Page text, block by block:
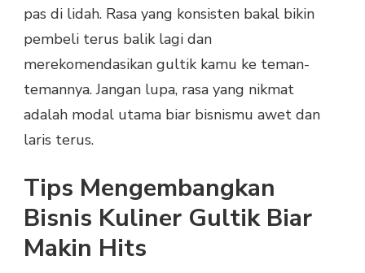
pas di lidah. Rasa yang konsisten bakal bikin
pembeli terus balik lagi dan
merekomendasikan gultik kamu ke teman-
temannya. Jangan lupa, rasa yang nikmat
adalah modal utama biar bisnismu awet dan
laris terus.
Tips Mengembangkan
Bisnis Kuliner Gultik Biar
Makin Hits